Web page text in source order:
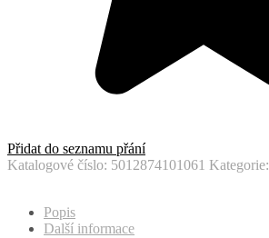
Přidat do seznamu přání
Katalogové číslo: 5012874101061 Kategorie:
Popis
Další informace